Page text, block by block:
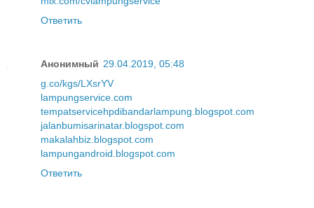
Ответить
Анонимный 29.04.2019, 05:48
g.co/kgs/LXsrYV
lampungservice.com
tempatservicehpdibandarlampung.blogspot.com
jalanbumisarinatar.blogspot.com
makalahbiz.blogspot.com
lampungandroid.blogspot.com
Ответить